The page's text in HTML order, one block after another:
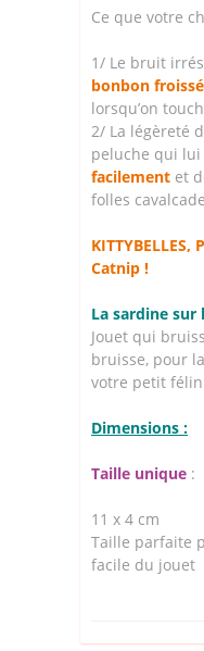
Ce que votre
1/ Le bruit
bonbon
lorsqu’on
2/ La légèreté
peluche qui
facilement et
folles
Catnip !
La sardine sur
Jouet qui
bruisse, pour
votre petit
Dimensions :
Taille unique :
11 x 4 cm
Taille parfaite
facile du jouet